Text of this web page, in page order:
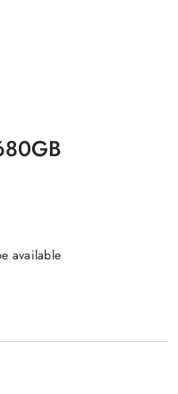
available